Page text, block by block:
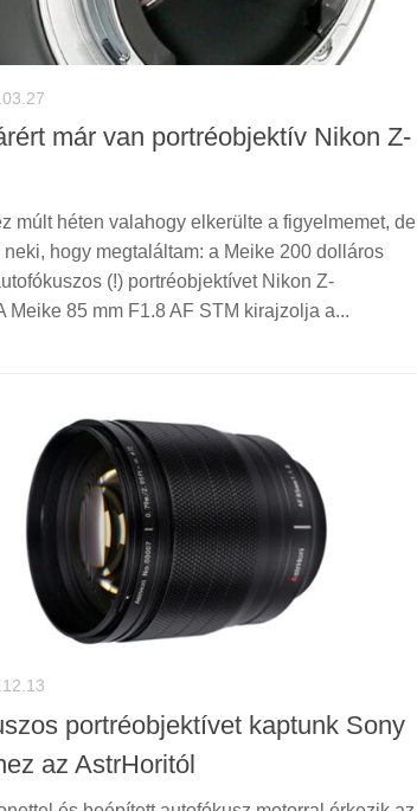
már van portréobjektív Nikon Z-
múlt héten valahogy elkerülte a figyelmemet, de
neki, hogy megtaláltam: a Meike 200 dolláros
(!) portréobjektívet Nikon Z-
Meike 85 mm F1.8 AF STM kirajzolja a...
portréobjektívet kaptunk Sony
az AstrHoritól